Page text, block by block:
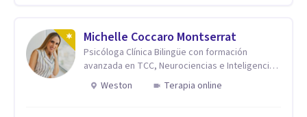
vínculo del Apego Seguro. Orientación sexual,
Acompañamiento Tanatológico. Cuidados paliativos en
enfermedades crónicas.
Michelle Coccaro Montserrat
Psicóloga Clínica Bilingüe con formación
avanzada en TCC, Neurociencias e Inteligencia
Emocional.
Weston Terapia online